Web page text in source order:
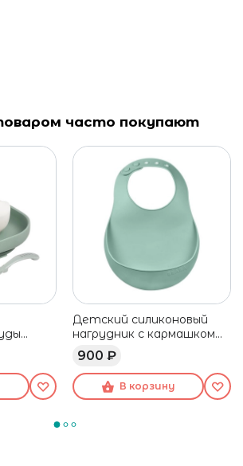
часто покупают
Детский силиконовый
нагрудник с кармашком
BEABA зеленый
900 ₽
В корзину